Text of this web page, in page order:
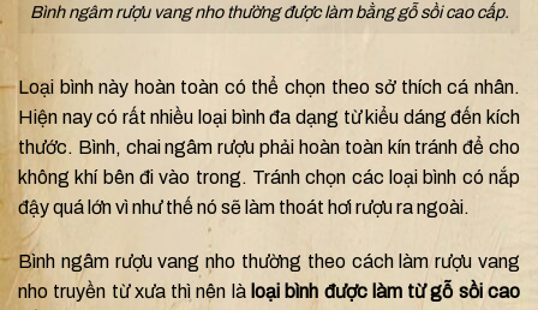
Bình ngâm rượu vang nho thường được làm bằng gỗ sồi cao cấp.
Loại bình này hoàn toàn có thể chọn theo sở thích cá nhân.
Hiện nay có rất nhiều loại bình đa dạng từ kiểu dáng đến kích
thước. Bình, chai ngâm rượu phải hoàn toàn kín tránh để cho
không khí bên đi vào trong. Tránh chọn các loại bình có nắp
đậy quá lớn vì như thế nó sẽ làm thoát hơi rượu ra ngoài.
Bình ngâm rượu vang nho thường theo cách làm rượu vang
nho truyền từ xưa thì nên là loại bình được làm từ gỗ sồi cao